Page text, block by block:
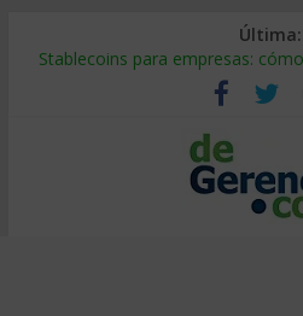
Última:
Stablecoins para empresas:
Despido silencioso: qué es y por
IA en selección de personal:
Trabajo forzoso en la cadena de
Mercado hispano de EE. UU.: